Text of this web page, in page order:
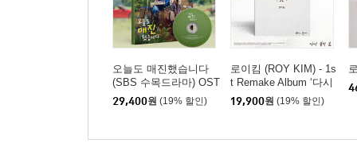
오늘도 매진했습니다
(SBS 수목드라마) OST
29,400원 (19% 할인)
로이킴 (ROY KIM) - 1s
t Remake Album ‘다시
불러 봄 - Bloom Again’
19,900원 (19% 할인)